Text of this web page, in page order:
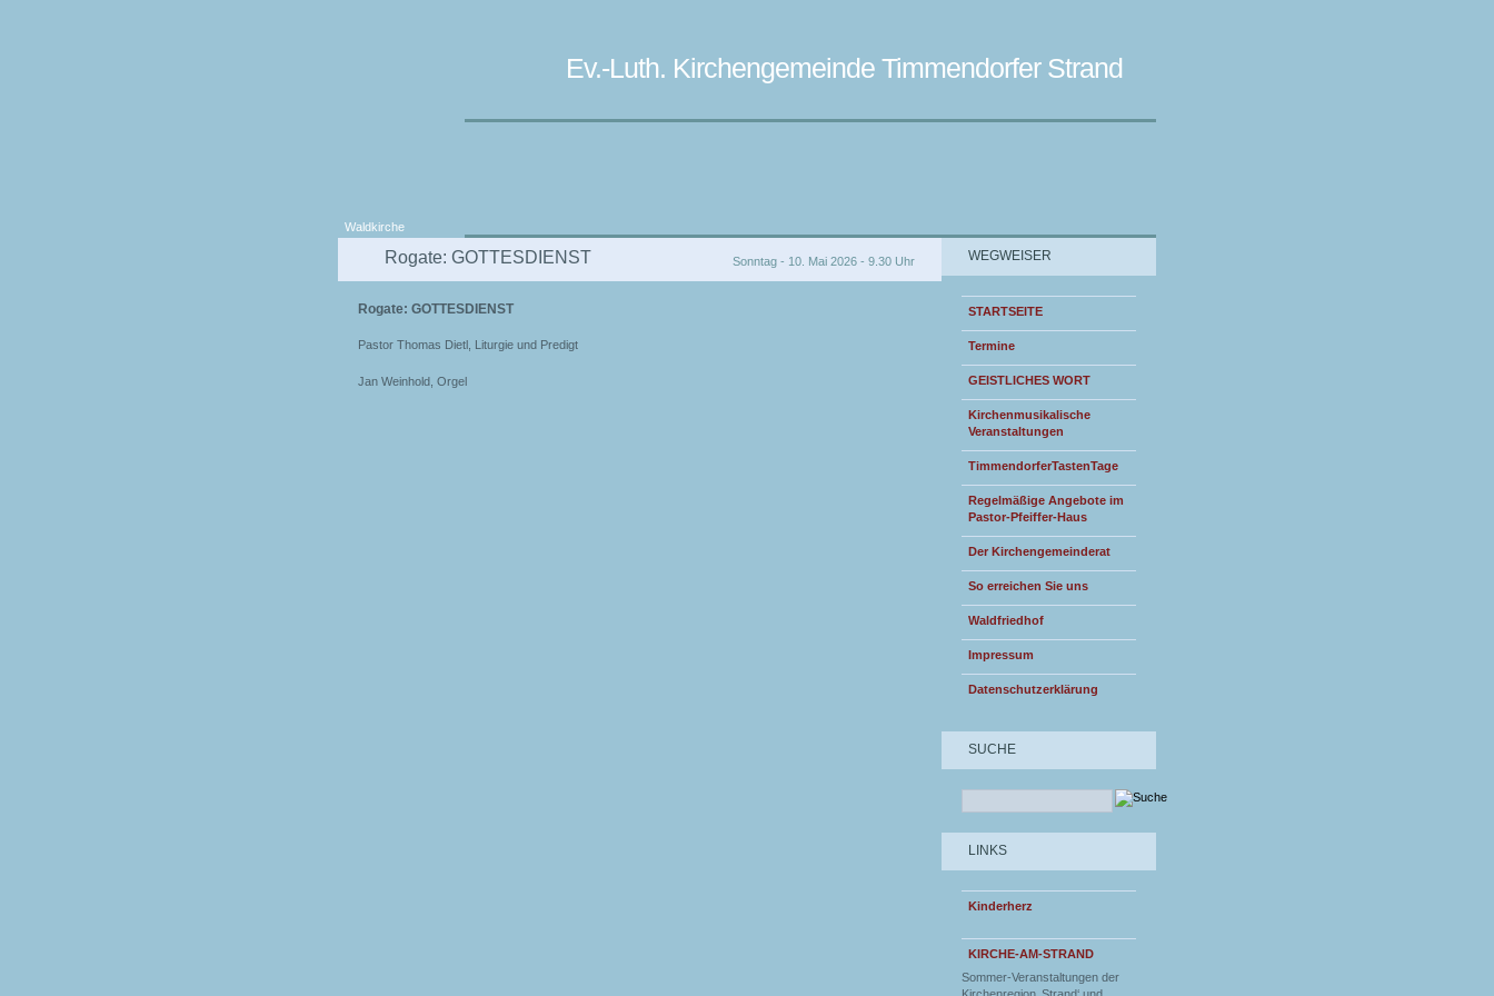
Ev.-Luth. Kirchengemeinde Timmendorfer Strand
Waldkirche
Sonntag - 10. Mai 2026 - 9.30 Uhr
Rogate: GOTTESDIENST
Rogate: GOTTESDIENST
Pastor Thomas Dietl, Liturgie und Predigt
Jan Weinhold, Orgel
WEGWEISER
STARTSEITE
Termine
GEISTLICHES WORT
Kirchenmusikalische
Veranstaltungen
TimmendorferTastenTage
Regelmäßige Angebote im
Pastor-Pfeiffer-Haus
Der Kirchengemeinderat
So erreichen Sie uns
Waldfriedhof
Impressum
Datenschutzerklärung
SUCHE
LINKS
Kinderherz
KIRCHE-AM-STRAND
Sommer-Veranstaltungen der